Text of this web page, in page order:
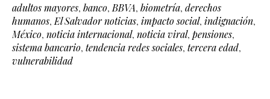
adultos mayores, banco, BBVA, biometría, derechos
humanos, El Salvador noticias, impacto social, indignación,
México, noticia internacional, noticia viral, pensiones,
sistema bancario, tendencia redes sociales, tercera edad,
vulnerabilidad